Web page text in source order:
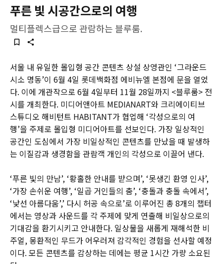
푸른 빛 시공간으로의 여행
멀티플렉스급으로 관람하는 블루룸.
서울 내 유일한 몰입형 공간 콘텐츠 상설 상영관인 ‘그라운드
시소 명동’이 6월 4일 롯데백화점 에비뉴엘 본점에 문을 열었
다. 이에 개관작으로 6월 4일부터 11월 28일까지 <블루룸> 전
시를 개최한다. 미디어앤아트 MEDIANART와 크리에이티브
스튜디오 해비턴트 HABITANT가 협업해 ‘각성으로의 여
행’을 주제로 몰입형 미디어아트를 선보인다. 가장 일상적인
공간인 도심에서 가장 비일상적인 콘텐츠를 만났을 때 발생하
는 이질감과 생경함을 관람객 개인의 각성으로 이끌어 낸다.
‘푸른 빛의 만남’, ‘황홀한 안내를 받으며’, ‘못생긴 환영 인사’,
‘가장 손쉬운 여행’, ‘일곱 거인들의 춤’, ‘충돌과 충돌 속에서’,
‘낯선 아름다움’,’ 다시 허공 속으로’로 이루어진 총 8개의 챕터
에서는 영상과 사운드를 각 주제에 맞게 연출해 비일상으로의
기대감을 환기시키고 안내한다. 일상물을 새롭게 재해석한 비
주얼, 몽환적인 무드가 어우러져 감각적인 경험을 선사할 예정
이다. 모든 콘텐츠를 감상하는 데에는 평균 1시간 가량 소요된